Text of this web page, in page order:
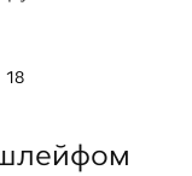
18